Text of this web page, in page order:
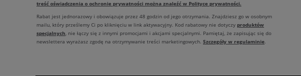
treść oświadczenia o ochronie prywatności można znaleźć w Polityce prywatności.
Rabat jest jednorazowy i obowiązuje przez 48 godzin od jego otrzymania. Znajdziesz go w osobnym
mailu, który prześlemy Ci po kliknięciu w link aktywacyjny. Kod rabatowy nie dotyczy produktów
specjalnych, nie łączy się z innymi promocjami i akcjami specjalnymi. Pamiętaj, że zapisując się do
newslettera wyrażasz zgodę na otrzymywanie treści marketingowych. Szczegóły w regulaminie.